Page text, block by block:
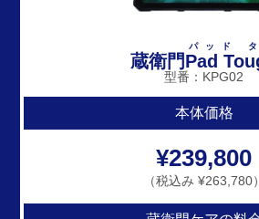
蔵衛門Pad
パッド タ
型番：KPG02
本体価格
¥239,800
（税込み ¥263,780）